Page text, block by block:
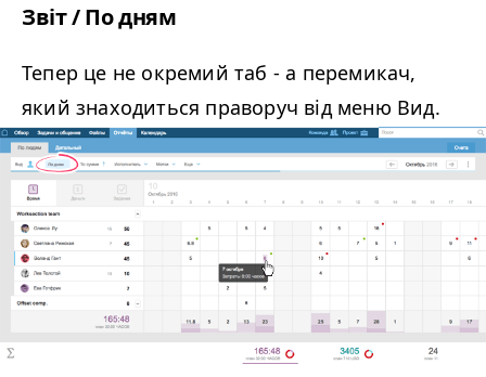
Звіт / По дням
Тепер це не окремий таб - а перемикач,
який знаходиться праворуч від меню Вид.